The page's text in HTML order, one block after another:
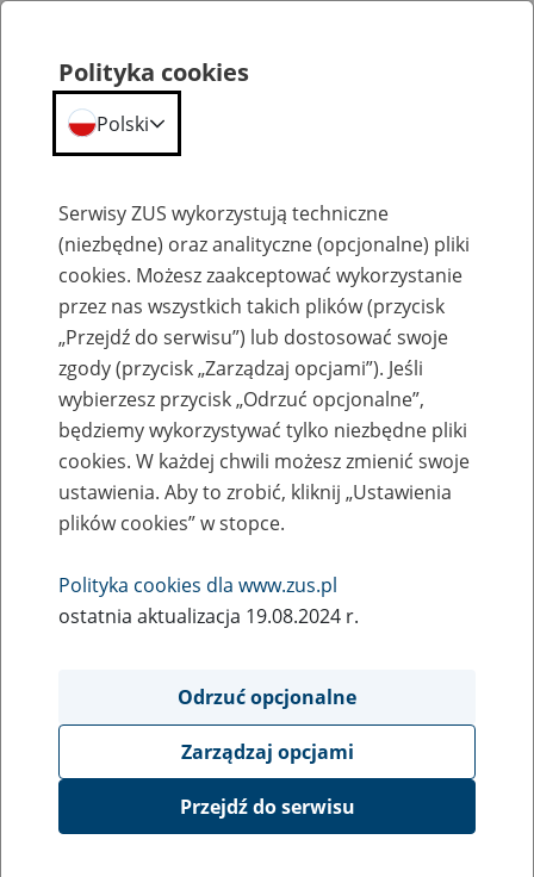
Wyniki naboru ofert pracy
Lista kandydatów/-ek i wyniki
naboru dla lekarzy inspektorów
nadzoru orzecznictwa lekarskiego
Jednostka ZUS:
Data publikacji od
Data publikacji do
Polityka cookies
Polski
Serwisy ZUS wykorzystują techniczne
(niezbędne) oraz analityczne (opcjonalne) pliki
cookies. Możesz zaakceptować wykorzystanie
przez nas wszystkich takich plików (przycisk
„Przejdź do serwisu”) lub dostosować swoje
zgody (przycisk „Zarządzaj opcjami”). Jeśli
wybierzesz przycisk „Odrzuć opcjonalne”,
będziemy wykorzystywać tylko niezbędne pliki
cookies. W każdej chwili możesz zmienić swoje
ustawienia. Aby to zrobić, kliknij „Ustawienia
plików cookies” w stopce.
Polityka cookies dla www.zus.pl
ostatnia aktualizacja 19.08.2024 r.
Odrzuć opcjonalne
Zarządzaj opcjami
Przejdź do serwisu